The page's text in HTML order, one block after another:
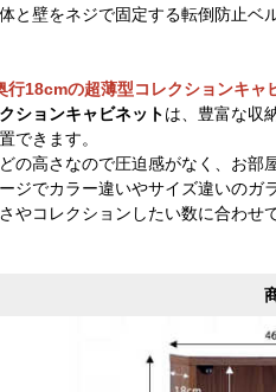
と壁をネジで固定する転倒防止ベ
行18cmの超薄型コレクションキャ
ションキャビネットは、豊富な収
できます。
の高さなので圧迫感がなく、お部
ジでカラー違いやサイズ違いのガ
やコレクションしたい数に合わせ